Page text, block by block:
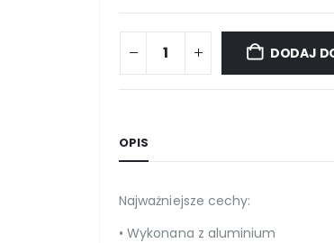
DODAJ
OPIS
Najważniejsze cechy:
• Wykonana z aluminium